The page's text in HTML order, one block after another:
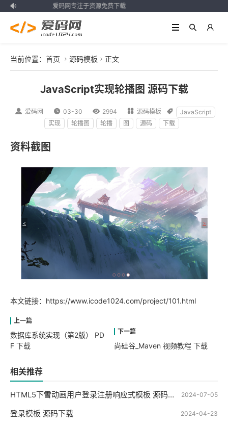
 爱码网专注于资源免费下载
当前位置： 首页  源码模板  正文
JavaScript实现轮播图 源码下载
 爱码网  03-30  2994  源码模板 
JavaScript
实现
轮播图 轮播 图 源码 下载
资料截图
本文链接： https://www.icode1024.com/project/101.html
数据库系统实现（第2版） PD
F 下载
尚硅谷_Maven 视频教程 下载
相关推荐
2024-07-05
HTML5下雪动画用户登录注册响应式模板 源码下载
2024-04-23
登录模板 源码下载